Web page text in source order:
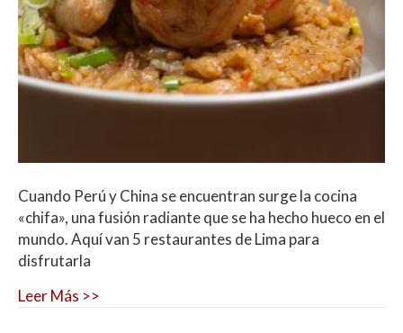
Cuando Perú y China se encuentran surge la cocina
«chifa», una fusión radiante que se ha hecho hueco en el
mundo. Aquí van 5 restaurantes de Lima para
disfrutarla
Leer Más >>